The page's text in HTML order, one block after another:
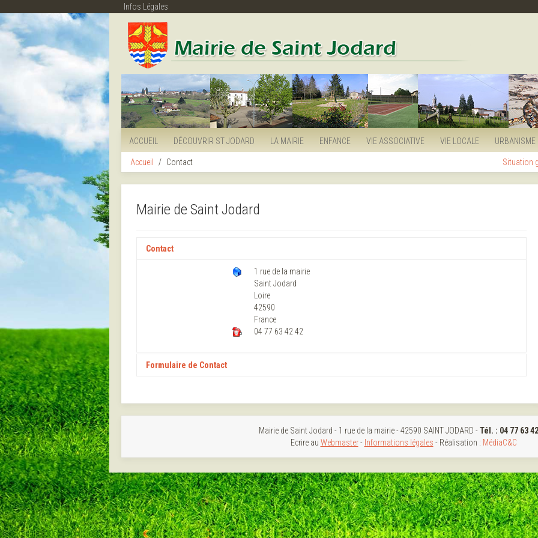
Infos Légales
ACCUEIL DÉCOUVRIR ST JODARD LA MAIRIE ENFANCE VIE ASSOCIATIVE VIE LOCALE URBANISME
Accueil Contact Situation
Mairie de Saint Jodard
Contact
1 rue de la mairie
Saint Jodard
Loire
42590
France
04 77 63 42 42
Formulaire de Contact
Nom*
E-mail*
Mairie de Saint Jodard - 1 rue de la mairie - 42590 SAINT JODARD -Tél. : 04 77 63
Ecrire au Webmaster- Informations légales - Réalisation : MédiaC&C